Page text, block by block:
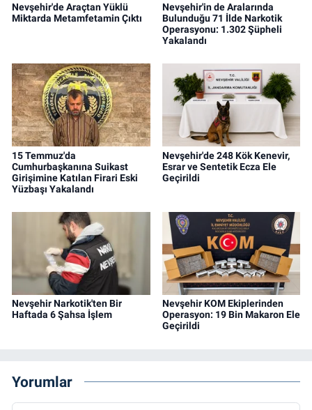
Nevşehir'de Araçtan Yüklü
Miktarda Metamfetamin Çıktı
Nevşehir'in de Aralarında
Bulunduğu 71 İlde Narkotik
Operasyonu: 1.302 Şüpheli
Yakalandı
15 Temmuz'da
Cumhurbaşkanına Suikast
Girişimine Katılan Firari Eski
Yüzbaşı Yakalandı
Nevşehir'de 248 Kök Kenevir,
Esrar ve Sentetik Ecza Ele
Geçirildi
Nevşehir Narkotik'ten Bir
Haftada 6 Şahsa İşlem
Nevşehir KOM Ekiplerinden
Operasyon: 19 Bin Makaron Ele
Geçirildi
Yorumlar